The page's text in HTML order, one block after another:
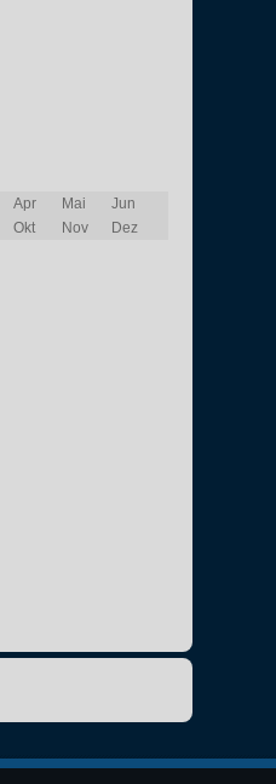
Apr Mai
Jun
Okt Nov
Dez